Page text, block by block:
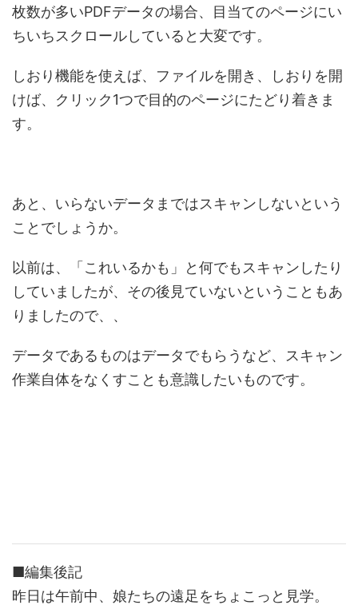
枚数が多いPDFデータの場合、目当てのページにい
ちいちスクロールしていると大変です。
しおり機能を使えば、ファイルを開き、しおりを開
けば、クリック1つで目的のページにたどり着きま
す。
あと、いらないデータまではスキャンしないという
ことでしょうか。
以前は、「これいるかも」と何でもスキャンしたり
していましたが、その後見ていないということもあ
りましたので、、
データであるものはデータでもらうなど、スキャン
作業自体をなくすことも意識したいものです。
■編集後記
昨日は午前中、娘たちの遠足をちょこっと見学。